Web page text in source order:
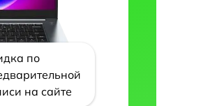
по
на сайте